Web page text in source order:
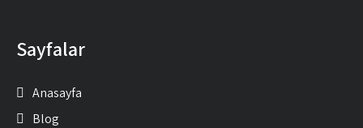
Sayfalar
Anasayfa
Blog